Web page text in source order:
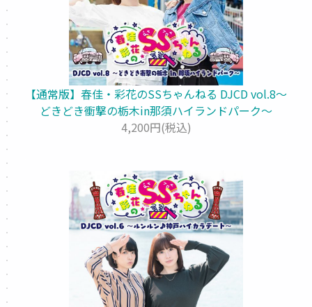
【通常版】春佳・彩花のSSちゃんねる DJCD vol.8～
どきどき衝撃の栃木in那須ハイランドパーク～
4,200円(税込)